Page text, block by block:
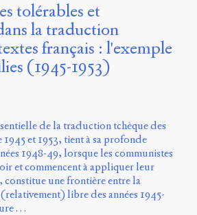
tolérables et
la traduction
français : l'exemple
(1945-1953)
de la traduction tchèque des
1945 et 1953, tient à sa profonde
1948-49, lorsque les communistes
et commencent à appliquer leur
une frontière entre la
libre des années 1945-
…